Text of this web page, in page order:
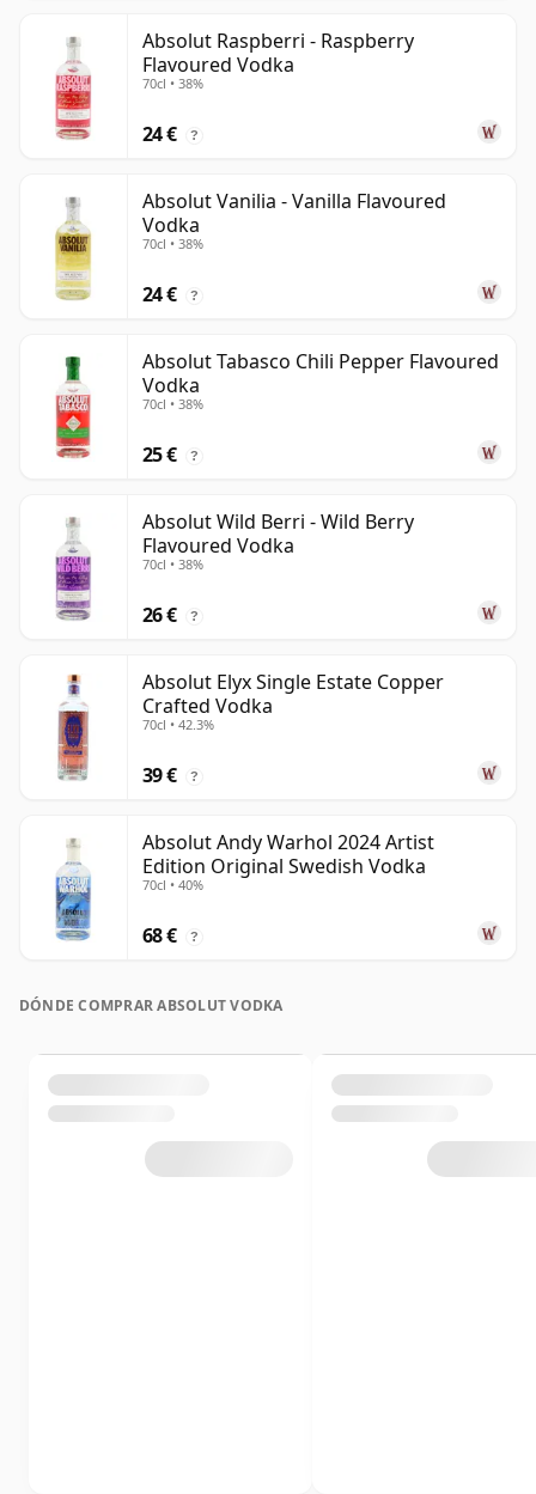
Absolut Raspberri - Raspberry
Flavoured Vodka
70cl • 38%
24 € ?
Absolut Vanilia - Vanilla Flavoured
Vodka
70cl • 38%
24 € ?
Absolut Tabasco Chili Pepper Flavoured
Vodka
70cl • 38%
25 € ?
Absolut Wild Berri - Wild Berry
Flavoured Vodka
70cl • 38%
26 € ?
Absolut Elyx Single Estate Copper
Crafted Vodka
70cl • 42.3%
39 € ?
Absolut Andy Warhol 2024 Artist
Edition Original Swedish Vodka
70cl • 40%
68 € ?
DÓNDE COMPRAR ABSOLUT VODKA